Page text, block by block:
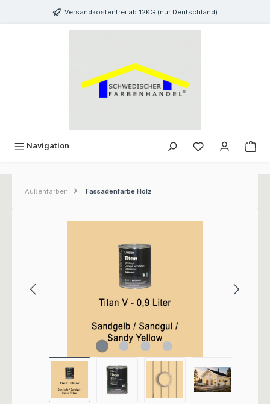
springen Versandkostenfrei ab 12KG (nur Deutschland)
Navigation
Außenfarben Fassadenfarbe Holz